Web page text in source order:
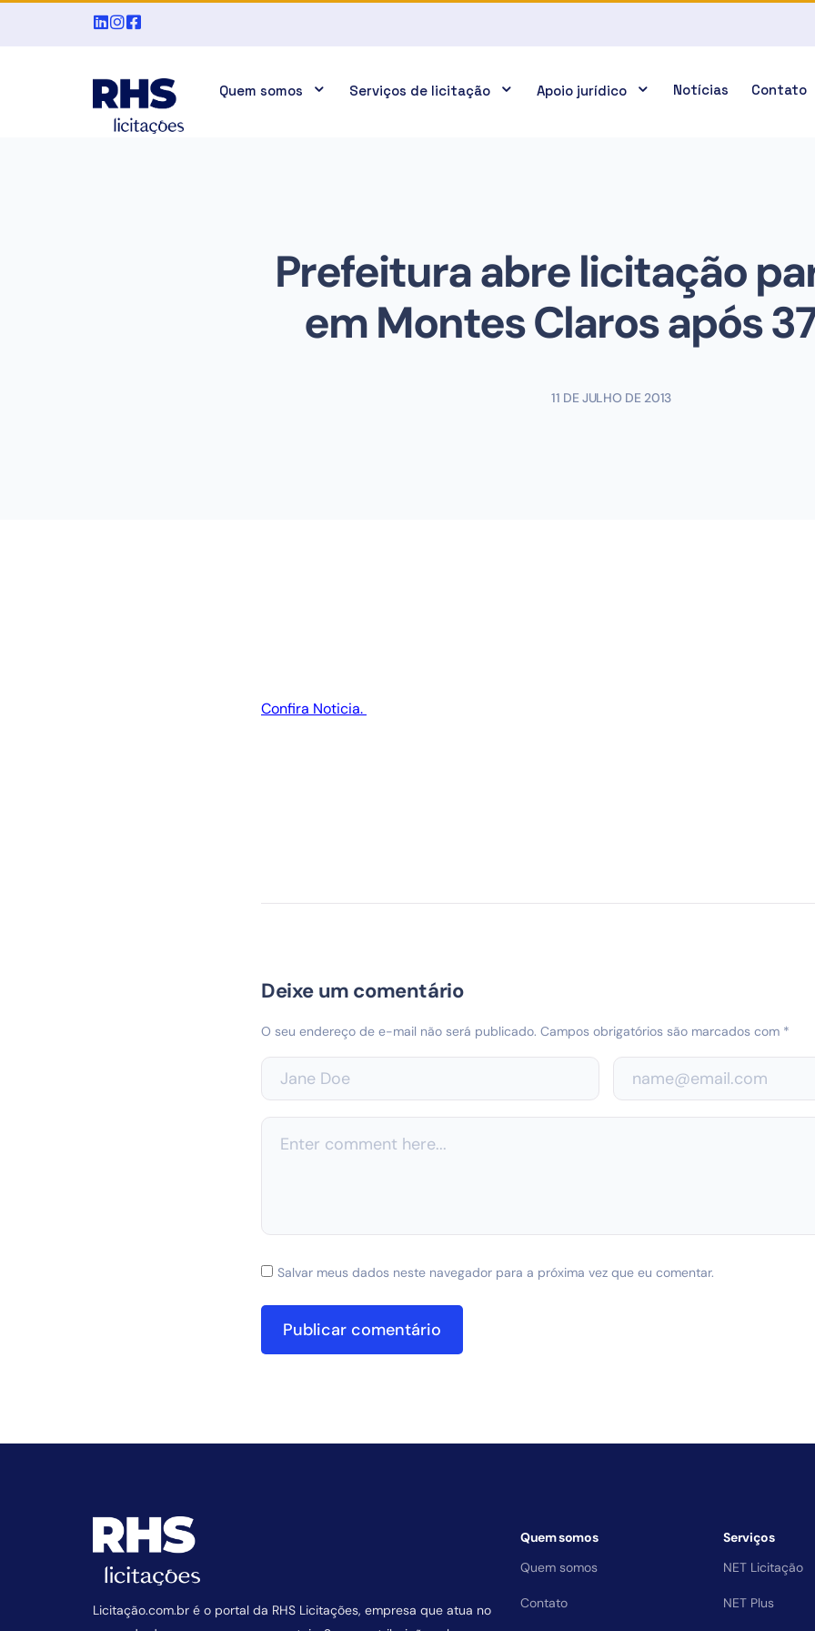
Quem somos Serviços de licitação Apoio jurídico Notícias Contato
Prefeitura abre licitação
em Montes Claros após
11 DE JULHO DE 2013
Confira Noticia.
Deixe um comentário
O seu endereço de e-mail não será publicado. Campos obrigatórios são marcados com *
Salvar meus dados neste navegador para a próxima vez que eu comentar.
Licitação.com.br é o portal da RHS Licitações, empresa que atua no
Quem somos
Quem somos
Contato
Serviços
NET Licitação
NET Plus